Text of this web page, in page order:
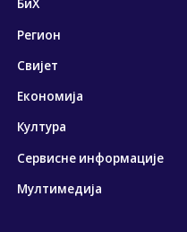
БиХ
Регион
Свијет
Економија
Култура
Сервисне информације
Мултимедија